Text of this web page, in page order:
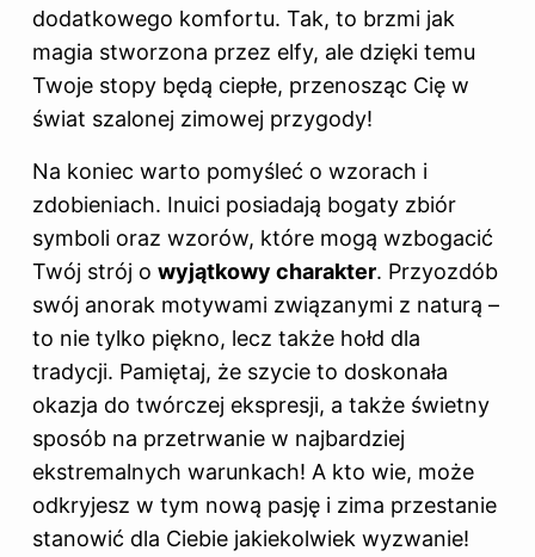
dodatkowego komfortu. Tak, to brzmi jak
magia stworzona przez elfy, ale dzięki temu
Twoje stopy będą ciepłe, przenosząc Cię w
świat szalonej zimowej przygody!
Na koniec warto pomyśleć o wzorach i
zdobieniach. Inuici posiadają bogaty zbiór
symboli oraz wzorów, które mogą wzbogacić
Twój strój o wyjątkowy charakter. Przyozdób
swój anorak motywami związanymi z naturą –
to nie tylko piękno, lecz także hołd dla
tradycji. Pamiętaj, że szycie to doskonała
okazja do twórczej ekspresji, a także świetny
sposób na przetrwanie w najbardziej
ekstremalnych warunkach! A kto wie, może
odkryjesz w tym nową pasję i zima przestanie
stanowić dla Ciebie jakiekolwiek wyzwanie!